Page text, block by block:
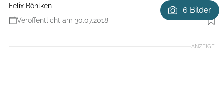
Felix Böhlken
Veröffentlicht am 30.07.2018
Foto: Benjamin Hahn
6 Bilder
ANZEIGE